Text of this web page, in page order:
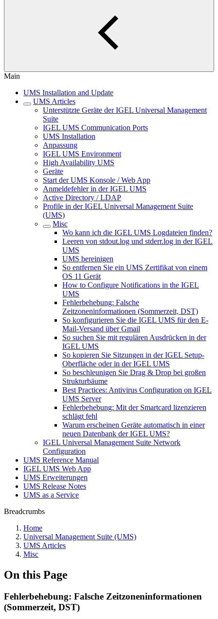
Main
UMS Installation and Update
UMS Articles
Unterstützte Geräte der IGEL Universal Management
Suite
IGEL UMS Communication Ports
UMS Installation
Anpassung
IGEL UMS Environment
High Availability UMS
Geräte
Start der UMS Konsole / Web App
Anmeldefehler in der IGEL UMS
Active Directory / LDAP
Profile in der IGEL Universal Management Suite
(UMS)
Misc
Wo kann ich die IGEL UMS Logdateien finden?
Leeren von stdout.log und stderr.log in der IGEL
UMS
UMS bereinigen
So entfernen Sie ein UMS Zertifikat von einem
OS 11 Gerät
How to Configure Notifications in the IGEL
UMS
Fehlerbehebung: Falsche
Zeitzoneninformationen (Sommerzeit, DST)
So konfigurieren Sie die IGEL UMS für den E-
Mail-Versand über Gmail
So suchen Sie mit regulären Ausdrücken in der
IGEL UMS
So kopieren Sie Sitzungen in der IGEL Setup-
Oberfläche oder in der IGEL UMS
So beschleunigen Sie Drag & Drop bei großen
Strukturbäume
Best Practices: Antivirus Configuration on IGEL
UMS Server
Fehlerbehebung: Mit der Smartcard lizenzieren
schlägt fehl
Warum erscheinen Geräte automatisch in einer
neuen Datenbank der IGEL UMS?
IGEL Universal Management Suite Network
Configuration
UMS Reference Manual
IGEL UMS Web App
UMS Erweiterungen
UMS Release Notes
UMS as a Service
Breadcrumbs
Home
Universal Management Suite (UMS)
UMS Articles
Misc
On this Page
Fehlerbehebung: Falsche Zeitzoneninformationen
(Sommerzeit, DST)